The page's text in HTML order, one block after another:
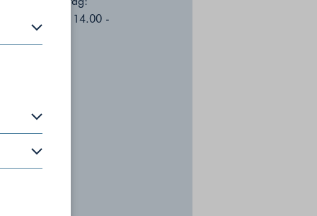
- 12.00 Uhr, 14.00 -